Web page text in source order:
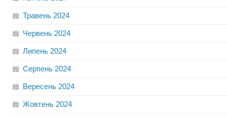
Травень 2024
Червень 2024
Липень 2024
Серпень 2024
Вересень 2024
Жовтень 2024